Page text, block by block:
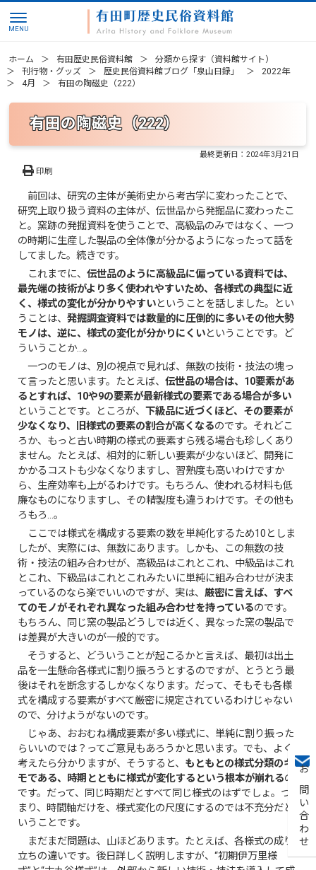
お問い合わせ
ホーム 有田歴史民俗資料館
分類から探す（資料館サイト）
刊行物・グッズ
歴史民俗資料館ブログ「泉山日録」
2022年
4月
有田の陶磁史（222）
有田の陶磁史（222）
最終更新日：2024年3月21日
印刷
前回は、研究の主体が美術史から考古学に変わったことで、
研究上取り扱う資料の主体が、伝世品から発掘品に変わったこ
と。窯跡の発掘資料を使うことで、高級品のみではなく、一つ
の時期に生産した製品の全体像が分かるようになったって話を
してました。続きです。
これまでに、伝世品のように高級品に偏っている資料では、
最先端の技術がより多く使われやすいため、各様式の典型に近
く、様式の変化が分かりやすいということを話しました。とい
うことは、発掘調査資料では数量的に圧倒的に多いその他大勢
モノは、逆に、様式の変化が分かりにくいということです。ど
ういうことか…。
一つのモノは、別の視点で見れば、無数の技術・技法の塊っ
て言ったと思います。たとえば、伝世品の場合は、10要素があ
るとすれば、10や9の要素が最新様式の要素である場合が多い
ということです。ところが、下級品に近づくほど、その要素が
少なくなり、旧様式の要素の割合が高くなるのです。それどこ
ろか、もっと古い時期の様式の要素すら残る場合も珍しくあり
ません。たとえば、相対的に新しい要素が少ないほど、開発に
かかるコストも少なくなりますし、習熟度も高いわけですか
ら、生産効率も上がるわけです。もちろん、使われる材料も低
廉なものになりますし、その精製度も違うわけです。その他も
ろもろ…。
ここでは様式を構成する要素の数を単純化するため10としま
したが、実際には、無数にあります。しかも、この無数の技
術・技法の組み合わせが、高級品はこれとこれ、中級品はこれ
とこれ、下級品はこれとこれみたいに単純に組み合わせが決ま
っているのなら楽でいいのですが、実は、厳密に言えば、すべ
てのモノがそれぞれ異なった組み合わせを持っているのです。
もちろん、同じ窯の製品どうしでは近く、異なった窯の製品で
は差異が大きいのが一般的です。
そうすると、どういうことが起こるかと言えば、最初は出土
品を一生懸命各様式に割り振ろうとするのですが、とうとう最
後はそれを断念するしかなくなります。だって、そもそも各様
式を構成する要素がすべて厳密に規定されているわけじゃない
ので、分けようがないのです。
じゃあ、おおむね構成要素が多い様式に、単純に割り振った
らいいのでは？ってご意見もあろうかと思います。でも、よく
考えたら分かりますが、そうすると、 もともとの様式分類のキ
モである、時期とともに様式が変化するという根本が崩れるの
です。だって、同じ時期だとすべて同じ様式のはずでしょ。つ
まり、時間軸だけを、様式変化の尺度にするのでは不充分だと
いうことです。
まだまだ問題は、山ほどあります。たとえば、各様式の成り
立ちの違いです。後日詳しく説明しますが、“初期伊万里様